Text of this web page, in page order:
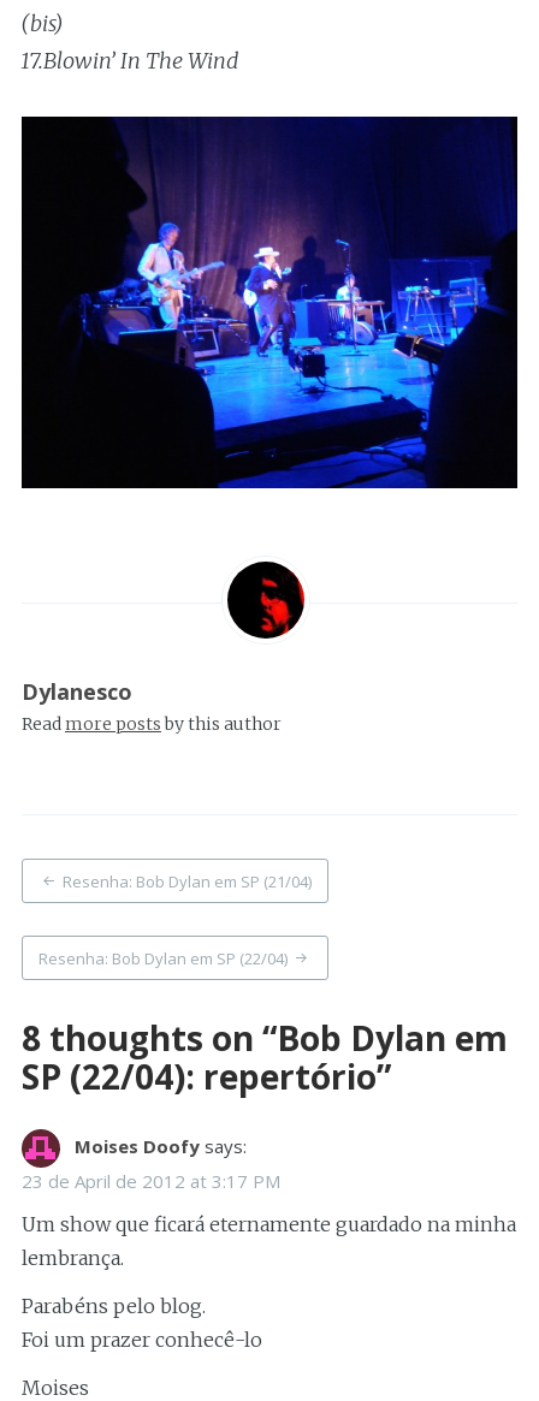
(bis)
17.Blowin’ In The Wind
Dylanesco
Readmore postsby this author
Post
navigation
Resenha: Bob Dylan em SP (21/04)
Resenha: Bob Dylan em SP (22/04)
8 thoughts on “Bob Dylan em
SP (22/04): repertório”
Moises Doofy says:
23 de April de 2012 at 3:17 PM
Um show que ficará eternamente guardado na minha
lembrança.
Parabéns pelo blog.
Foi um prazer conhecê-lo
Moises